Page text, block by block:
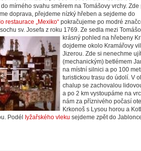
mírného svahu směrem na Tomášovy vrchy. Zde
doprava, přejdeme nízký hřeben a sejdeme do
restaurace „Mexiko“ pokračujeme po modré
sv. Josefa z roku 1769. Ze sedla mezi
krásný pohled na hřebeny
dojdeme okolo Kramářovy
Jizerou. Zde si nenechme
(mechanickým) betlémem
na místní silnici a po 100
turistickou trasu do údolí. V
chalup se zachovalou
a po 2 km vystoupáme na
nám za příznivého počasí
Krkonoš s Lysou horou a
Podél
Iyžařského vleku sejdeme zpět do